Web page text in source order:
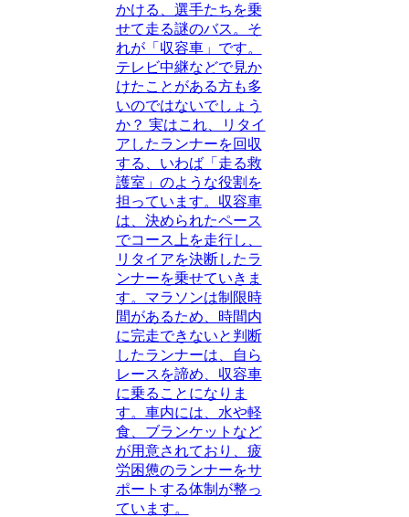
かける、選手たちを乗
せて走る謎のバス。そ
れが「収容車」です。
テレビ中継などで見か
けたことがある方も多
いのではないでしょう
か？ 実はこれ、リタイ
アしたランナーを回収
する、いわば「走る救
護室」のような役割を
担っています。収容車
は、決められたペース
でコース上を走行し、
リタイアを決断したラ
ンナーを乗せていきま
す。マラソンは制限時
間があるため、時間内
に完走できないと判断
したランナーは、自ら
レースを諦め、収容車
に乗ることになりま
す。車内には、水や軽
食、ブランケットなど
が用意されており、疲
労困憊のランナーをサ
ポートする体制が整っ
ています。